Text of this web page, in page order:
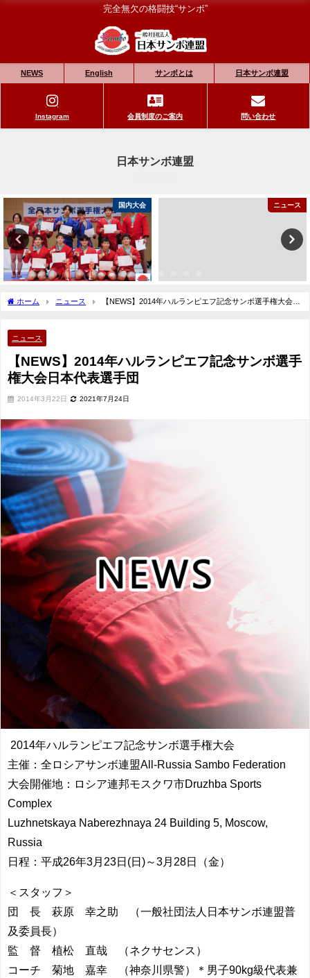
完全無欠の格闘技“サンボ”
NEWS English サンボとは 日本サンボ連盟
Instagram 会員制度のご案内 問い合わせ
日本サンボ連盟
国内大会 ニュース
ホーム ニュース
【NEWS】2014年ハルランピエフ記念サンボ選手権大会日
ニュース
【NEWS】2014年ハルランピエフ記念サンボ選手
権大会日本代表選手団
2014年3月22日 2021年7月24日
2014年ハルランピエフ記念サンボ選手権大会
主催：全ロシアサンボ連盟All-Russia Sambo Federation
大会開催地：ロシア連邦モスクワ市Druzhba Sports
Complex
Luzhnetskaya Naberezhnaya 24 Building 5, Moscow,
Russia
日程：平成26年3月23日(日)～3月28日（金）
＜スタッフ＞
団 長 萩原 幸之助 （一般社団法人日本サンボ連盟普
及委員長）
監 督 植松 直哉 （ネクサセンス）
コーチ 菊地 嘉幸 （神奈川県警）＊男子90kg級代表兼